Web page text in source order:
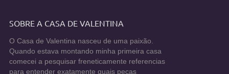
SOBRE A CASA DE VALENTINA
O Casa de Valentina nasceu de uma paixão.
Quando estava montando minha primeira casa
comecei a pesquisar freneticamente referencias
para entender exatamente quais peças